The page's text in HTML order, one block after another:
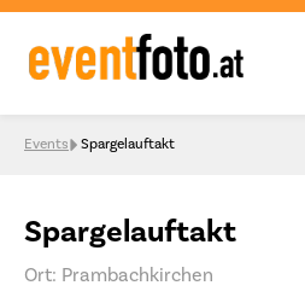
Skip to content
Events Spargelauftakt
Spargelauftakt
Ort: Prambachkirchen